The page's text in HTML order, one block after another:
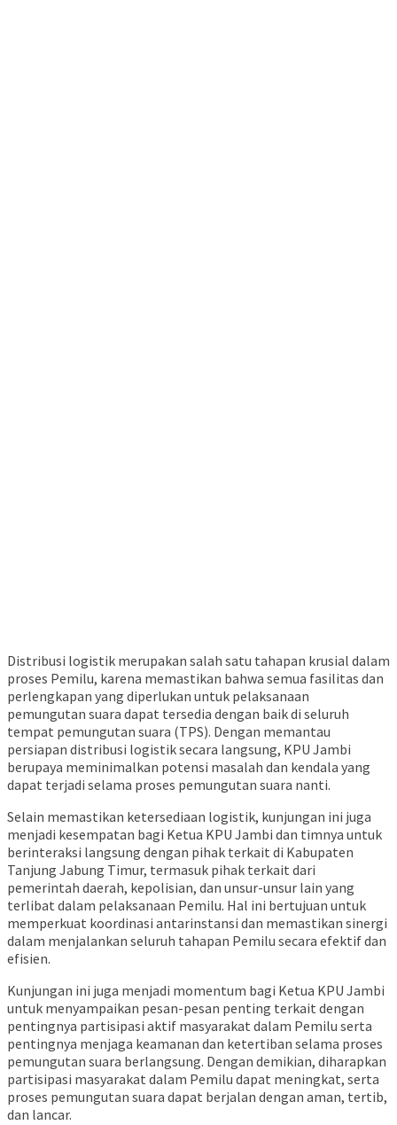
Distribusi logistik merupakan salah satu tahapan krusial dalam
proses Pemilu, karena memastikan bahwa semua fasilitas dan
perlengkapan yang diperlukan untuk pelaksanaan
pemungutan suara dapat tersedia dengan baik di seluruh
tempat pemungutan suara (TPS). Dengan memantau
persiapan distribusi logistik secara langsung, KPU Jambi
berupaya meminimalkan potensi masalah dan kendala yang
dapat terjadi selama proses pemungutan suara nanti.
Selain memastikan ketersediaan logistik, kunjungan ini juga
menjadi kesempatan bagi Ketua KPU Jambi dan timnya untuk
berinteraksi langsung dengan pihak terkait di Kabupaten
Tanjung Jabung Timur, termasuk pihak terkait dari
pemerintah daerah, kepolisian, dan unsur-unsur lain yang
terlibat dalam pelaksanaan Pemilu. Hal ini bertujuan untuk
memperkuat koordinasi antarinstansi dan memastikan sinergi
dalam menjalankan seluruh tahapan Pemilu secara efektif dan
efisien.
Kunjungan ini juga menjadi momentum bagi Ketua KPU Jambi
untuk menyampaikan pesan-pesan penting terkait dengan
pentingnya partisipasi aktif masyarakat dalam Pemilu serta
pentingnya menjaga keamanan dan ketertiban selama proses
pemungutan suara berlangsung. Dengan demikian, diharapkan
partisipasi masyarakat dalam Pemilu dapat meningkat, serta
proses pemungutan suara dapat berjalan dengan aman, tertib,
dan lancar.